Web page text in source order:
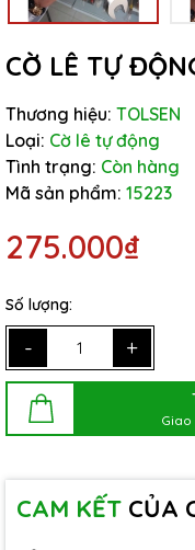
CỜ LÊ TỰ
Thương hiệu: TOLSEN
Loại: Cờ lê tự động
Tình trạng: Còn hàng
Mã sản phẩm: 15223
275.000₫
Số lượng:
- +
Giao
CAM KẾT CỦA